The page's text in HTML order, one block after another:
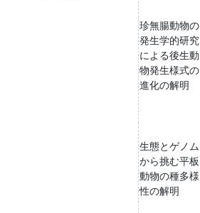
珍無腸動物の
発生学的研究
による後生動
物発生様式の
進化の解明
生態とゲノム
から挑む平板
動物の種多様
性の解明